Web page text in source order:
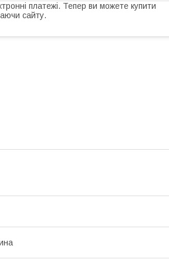
платежі. Тепер ви можете купити
сайту.